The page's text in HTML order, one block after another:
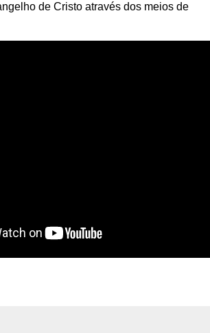
de Cristo através dos meios de